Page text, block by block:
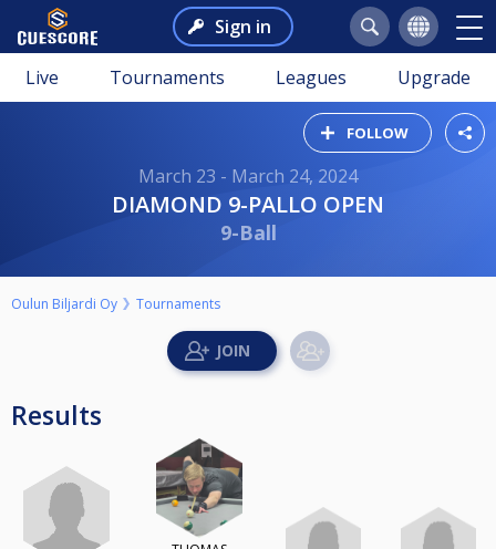
Sign in
Live Tournaments Leagues Upgrade
FOLLOW
March 23 - March 24, 2024
DIAMOND 9-PALLO OPEN
9-Ball
Oulun Biljardi Oy Tournaments
Results